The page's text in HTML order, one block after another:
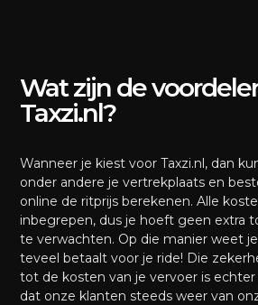
Wat zijn de
Taxzi.nl?
Wanneer je kiest voor Taxzi.nl, dan
onder andere je vertrekplaats en
online de ritprijs berekenen. Alle
inbegrepen, dus je hoeft geen extra
te verwachten. Op die manier weet
teveel betaalt voor je ride! Die
tot de kosten van je vervoer is
dat onze klanten steeds weer van